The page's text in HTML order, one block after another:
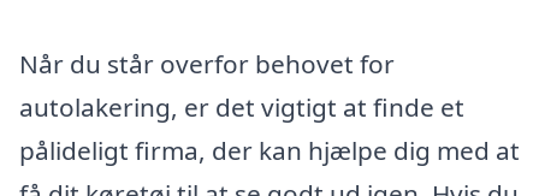
Når du står overfor behovet for
autolakering, er det vigtigt at finde et
pålideligt firma, der kan hjælpe dig med at